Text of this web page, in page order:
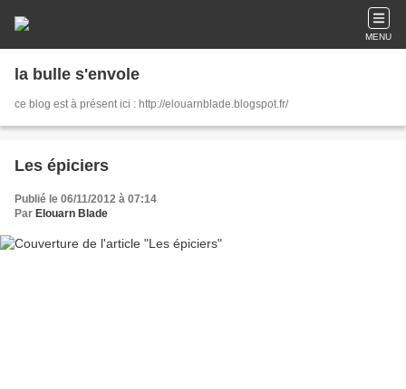
MENU
la bulle s'envole
ce blog est à présent ici : http://elouarnblade.blogspot.fr/
Les épiciers
Publié le 06/11/2012 à 07:14
Par Elouarn Blade